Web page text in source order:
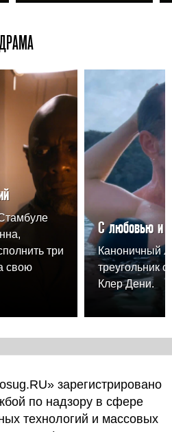
три
свою
С любовью и
Каноничный
треугольник
Клер Дени.
зарегистрировано
по надзору в сфере
технологий и массовых